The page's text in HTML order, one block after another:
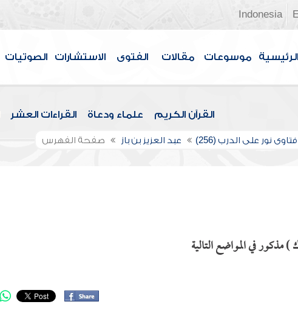
Indonesia
الرئيسية موسوعات مقالات الفتوى الاستشارات الصوتيات
القرآن الكريم علماء ودعاة القراءات العشر
فتاوى نور على الدرب (256) عبد العزيز بن باز صفحة الفهرس
في المواضع التالية